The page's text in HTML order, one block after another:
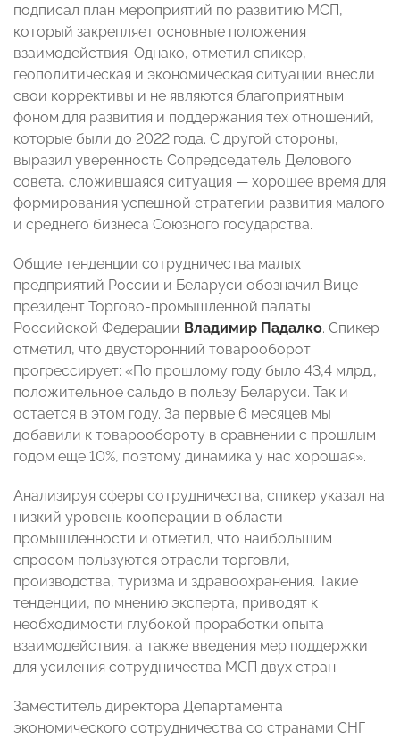
подписал план мероприятий по развитию МСП,
который закрепляет основные положения
взаимодействия. Однако, отметил спикер,
геополитическая и экономическая ситуации внесли
свои коррективы и не являются благоприятным
фоном для развития и поддержания тех отношений,
которые были до 2022 года. С другой стороны,
выразил уверенность Сопредседатель Делового
совета, сложившаяся ситуация — хорошее время для
формирования успешной стратегии развития малого
и среднего бизнеса Союзного государства.
Общие тенденции сотрудничества малых
предприятий России и Беларуси обозначил Вице-
президент Торгово-промышленной палаты
Российской Федерации Владимир Падалко. Спикер
отметил, что двусторонний товарооборот
прогрессирует: «По прошлому году было 43,4 млрд.,
положительное сальдо в пользу Беларуси. Так и
остается в этом году. За первые 6 месяцев мы
добавили к товарообороту в сравнении с прошлым
годом еще 10%, поэтому динамика у нас хорошая».
Анализируя сферы сотрудничества, спикер указал на
низкий уровень кооперации в области
промышленности и отметил, что наибольшим
спросом пользуются отрасли торговли,
производства, туризма и здравоохранения. Такие
тенденции, по мнению эксперта, приводят к
необходимости глубокой проработки опыта
взаимодействия, а также введения мер поддержки
для усиления сотрудничества МСП двух стран.
Заместитель директора Департамента
экономического сотрудничества со странами СНГ